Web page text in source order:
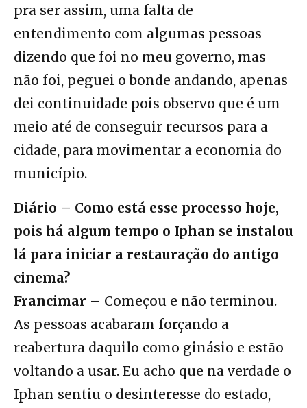
pra ser assim, uma falta de
entendimento com algumas pessoas
dizendo que foi no meu governo, mas
não foi, peguei o bonde andando, apenas
dei continuidade pois observo que é um
meio até de conseguir recursos para a
cidade, para movimentar a economia do
município.
Diário – Como está esse processo hoje,
pois há algum tempo o Iphan se instalou
lá para iniciar a restauração do antigo
cinema?
Francimar – Começou e não terminou.
As pessoas acabaram forçando a
reabertura daquilo como ginásio e estão
voltando a usar. Eu acho que na verdade o
Iphan sentiu o desinteresse do estado,